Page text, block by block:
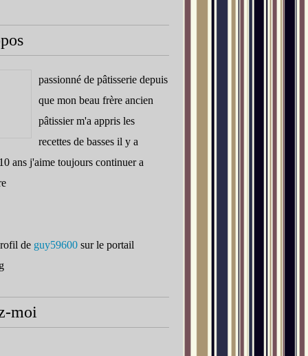
passionné de pâtisserie depuis
que mon beau frère ancien
pâtissier m'a appris les
recettes de basses il y a
ans j'aime toujours continuer a
de guy59600 sur le portail
moi